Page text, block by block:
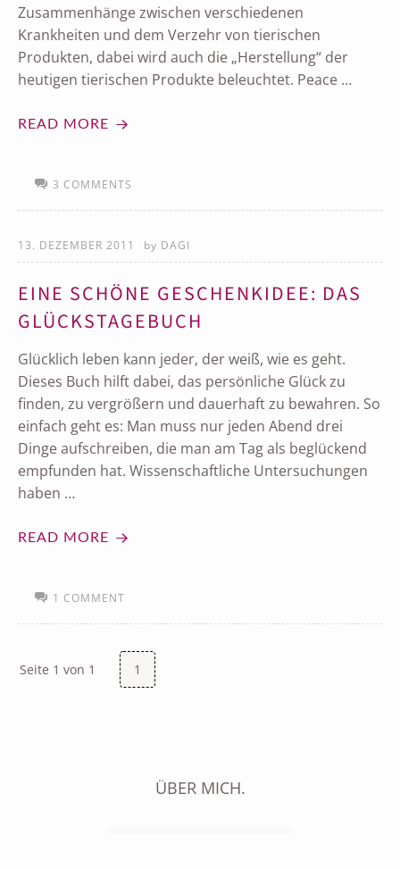
Zusammenhänge zwischen verschiedenen
Krankheiten und dem Verzehr von tierischen
Produkten, dabei wird auch die „Herstellung“ der
heutigen tierischen Produkte beleuchtet. Peace …
READ MORE
3 COMMENTS
13. DEZEMBER 2011 by DAGI
EINE SCHÖNE GESCHENKIDEE: DAS
GLÜCKSTAGEBUCH
Glücklich leben kann jeder, der weiß, wie es geht.
Dieses Buch hilft dabei, das persönliche Glück zu
finden, zu vergrößern und dauerhaft zu bewahren. So
einfach geht es: Man muss nur jeden Abend drei
Dinge aufschreiben, die man am Tag als beglückend
empfunden hat. Wissenschaftliche Untersuchungen
haben …
READ MORE
1 COMMENT
Seite 1 von 1 1
ÜBER MICH.